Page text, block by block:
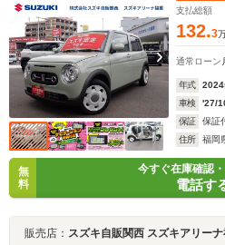
支払総額
132.3
通常ローン
年式 2024
車検
'27/
保証
保証
住所
福岡
無
料
今すぐ在庫確認
電話す
販売店： スズキ自販関西 スズキアリー